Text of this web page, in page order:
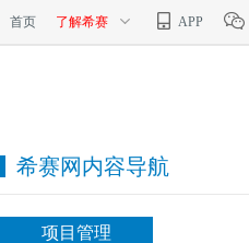
首页 了解希赛 APP
希赛网内容导航
项目管理